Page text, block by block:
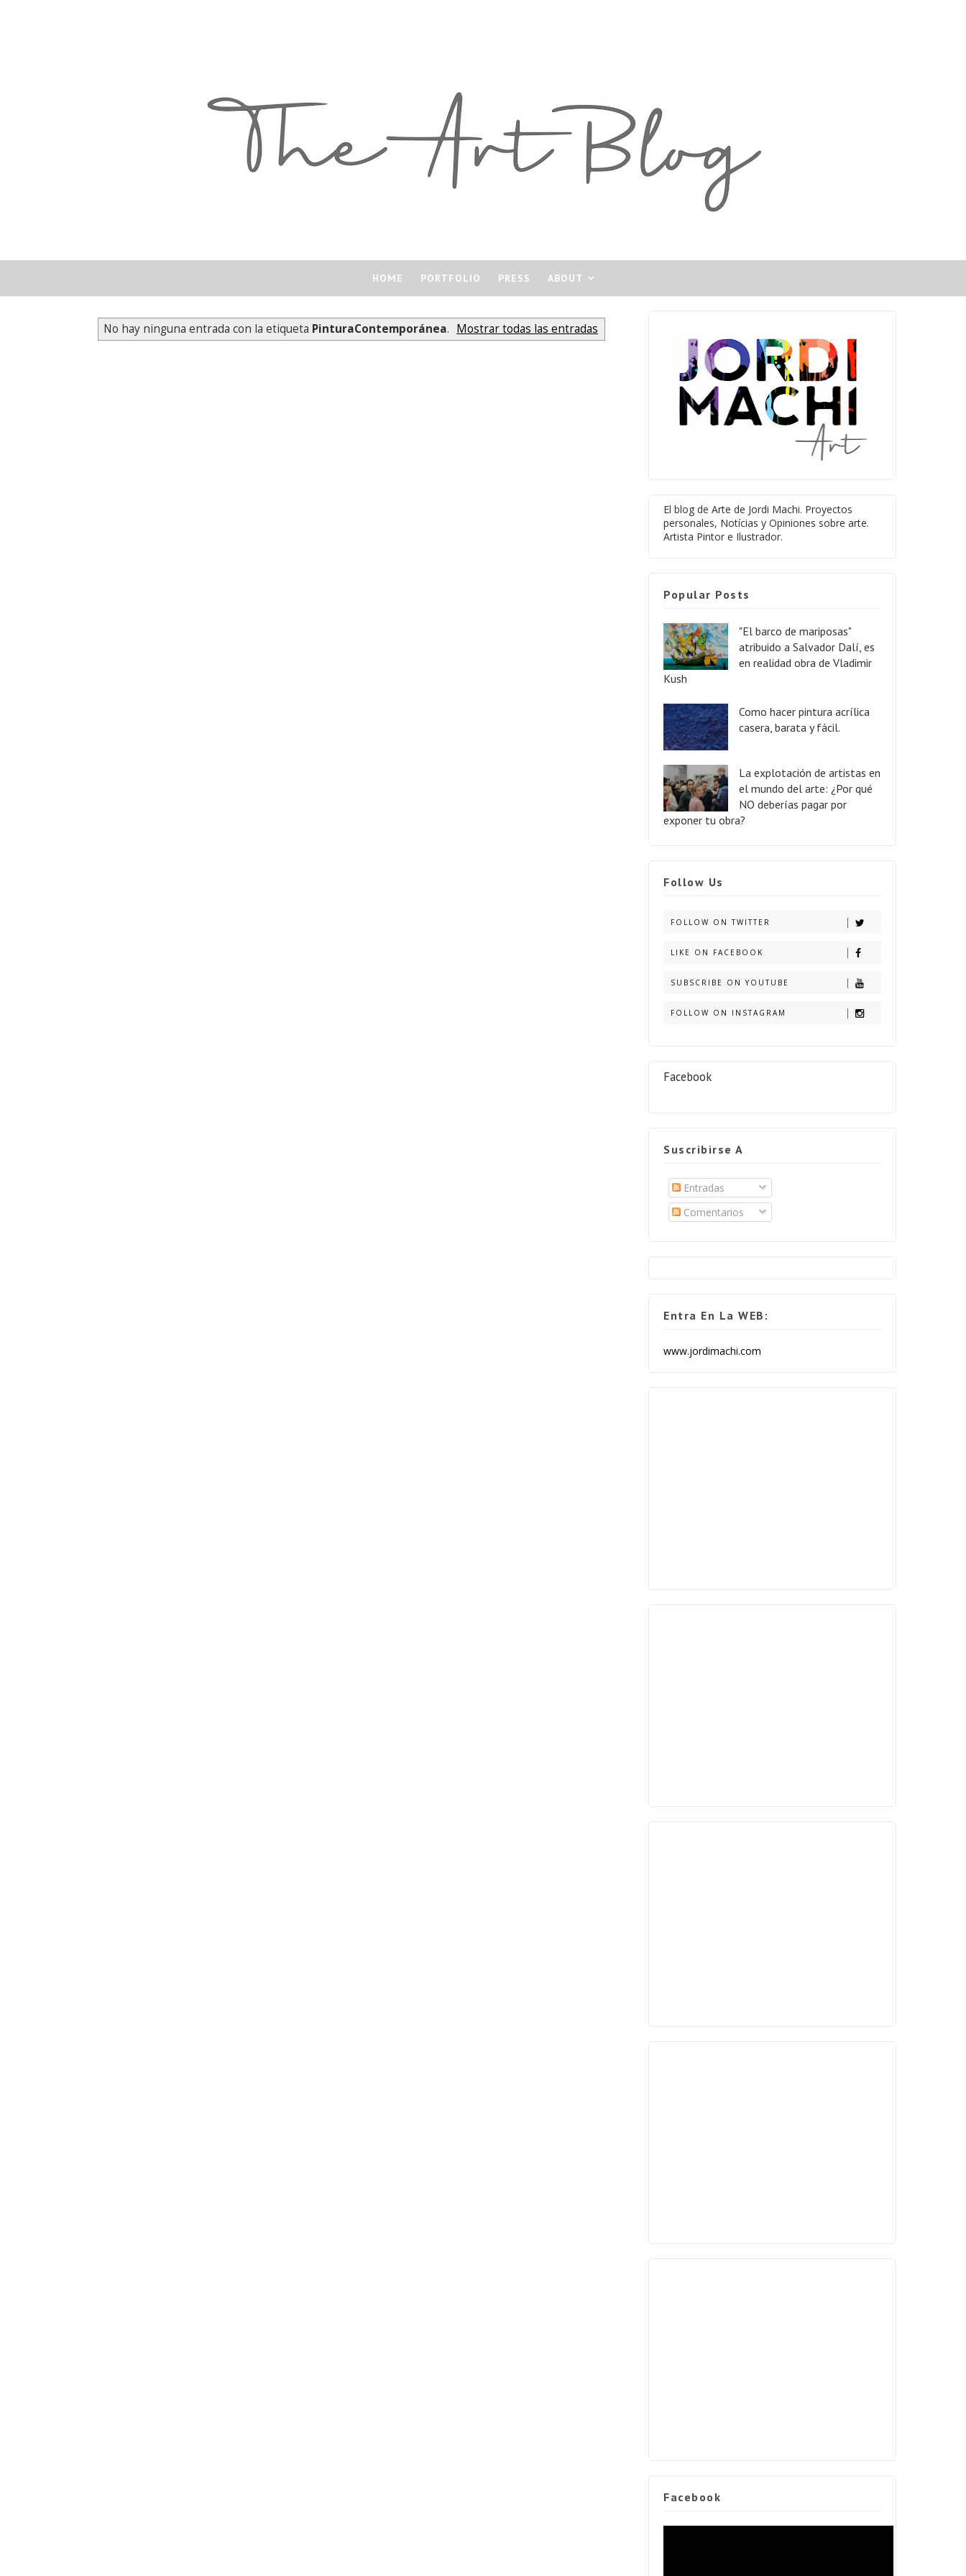
HOME PORTFOLIO PRESS ABOUT
No hay ninguna entrada con la etiqueta PinturaContemporánea. Mostrar todas las entradas
El blog de Arte de Jordi Machi. Proyectos
personales, Notícias y Opiniones sobre arte.
Artista Pintor e Ilustrador.
Popular Posts
"El barco de mariposas"
atribuido a Salvador Dalí, es
en realidad obra de Vladimir
Kush
Como hacer pintura acrílica
casera, barata y fácil.
La explotación de artistas en
el mundo del arte: ¿Por qué
NO deberías pagar por
exponer tu obra?
Follow Us
FOLLOW ON TWITTER
LIKE ON FACEBOOK
SUBSCRIBE ON YOUTUBE
FOLLOW ON INSTAGRAM
Facebook
Suscribirse A
Entradas
Comentarios
Entra En La WEB:
www.jordimachi.com
Facebook